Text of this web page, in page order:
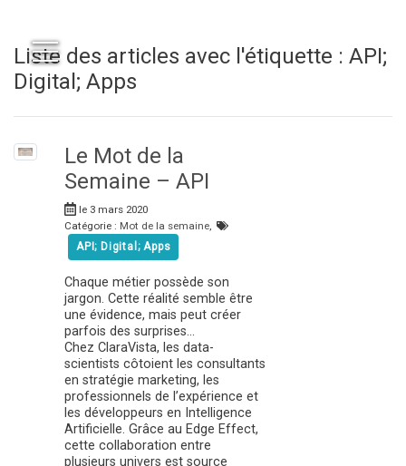
Liste des articles avec l'étiquette : API;
Digital; Apps
Le Mot de la
Semaine – API
le 3 mars 2020
Catégorie : Mot de la semaine
API; Digital; Apps
Chaque métier possède son
jargon. Cette réalité semble être
une évidence, mais peut créer
parfois des surprises…
Chez ClaraVista, les data-
scientists côtoient les consultants
en stratégie marketing, les
professionnels de l’expérience et
les développeurs en Intelligence
Artificielle. Grâce au Edge Effect,
cette collaboration entre
plusieurs univers est source